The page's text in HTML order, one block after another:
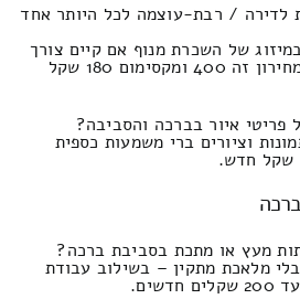
/ רבת-עוצמה לכל היותר אחד
של השכרת מנוף אם קיים צורך
העברת כספת מסורבלת המחירון זה 400 ומקסימום 180 שקל
איור בברכה והסביבה?
וציורים ברי משמעות כספית
מעץ או מתכת בסביבת ברכה?
מלאכת מתקין – בשילוב עבודת